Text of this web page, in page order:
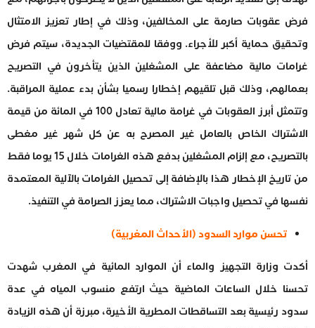
فرض عقوبات صارمة على المخالفين، وذلك في إطار تعزيز الامتثال
وتحقيق حماية أكبر للأجراء. ووفقا للمقتضيات الجديدة، سيتم فرض
غرامات مالية مضاعفة على المشغلين الذين يتأخرون في التصريح
بعمالهم، وذلك قبل تلقيهم إخطارا رسميا بشأن بدء عملية المراقبة.
وتتمثل أبرز العقوبات في غرامة مالية تعادل 100 في المائة من قيمة
الاشتراك الخاص بالعامل غير المصرح به عن كل شهر غير مغطى
بالتصريح، مع إلزام المشغلين بدفع هذه الغرامات خلال 15 يوما فقط
من تاريخ الإخطار هذا بالإضافة إلى تحصيل الغرامات بالآلية المعتمدة
نفسها في تحصيل واجبات الاشتراك، مما يعزز الصرامة في التنفيذ.
تحسن موارد السدود (الأحداث المغربية)
أكدت وزارة التجهيز والماء أن الموارد المائية في المغرب شهدت
تحسنا خلال الساعات الماضية حيث ارتفع منسوب المياه في عدة
سدود رئيسية بعد التساقطات المطرية الأخيرة، مبرزة أن هذه الزيادة